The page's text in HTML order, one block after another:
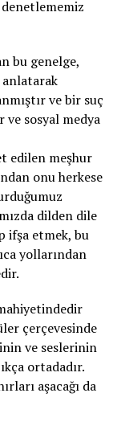
bu genelge,
anlatarak
ve bir suç
sosyal medya
edilen meşhur
onu herkese
dilden dile
ifşa etmek, bu
yollarından
çerçevesinde
ve seslerinin
ortadadır.
aşacağı da